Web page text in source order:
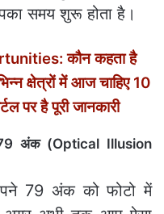
समय शुरू होता है।
कौन कहता है
क्षेत्रों में आज चाहिए 10
पर है पूरी जानकारी
अंक (Optical Illusion
79 अंक को फोटो में